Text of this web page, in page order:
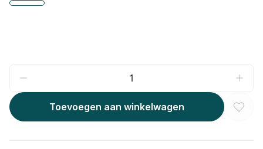
Toevoegen aan winkelwagen